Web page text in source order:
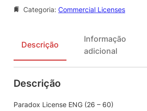
L
s
E
G
Categoria: Commercial Licenses
Descrição
Informação
adicional
Descrição
Paradox License ENG (26 – 60)